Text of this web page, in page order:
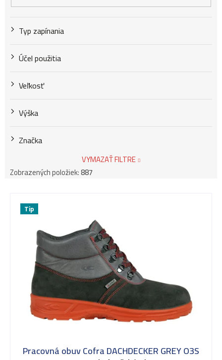
Typ zapínania
Účel použitia
Veľkosť
Výška
Značka
VYMAZAŤ FILTRE
Zobrazených položiek:887
Tip
Pracovná obuv Cofra DACHDECKER GREY O3S